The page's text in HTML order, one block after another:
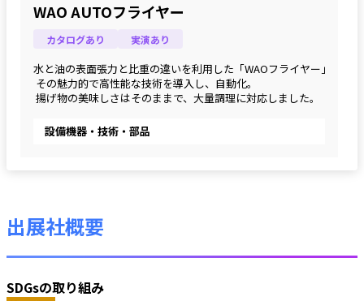
WAO AUTOフライヤー
カタログあり 実演あり
水と油の表面張力と比重の違いを利用した「WAOフライヤー」
その魅力的で高性能な技術を導入し、自動化。
揚げ物の美味しさはそのままで、大量調理に対応しました。
設備機器・技術・部品
出展社概要
SDGsの取り組み